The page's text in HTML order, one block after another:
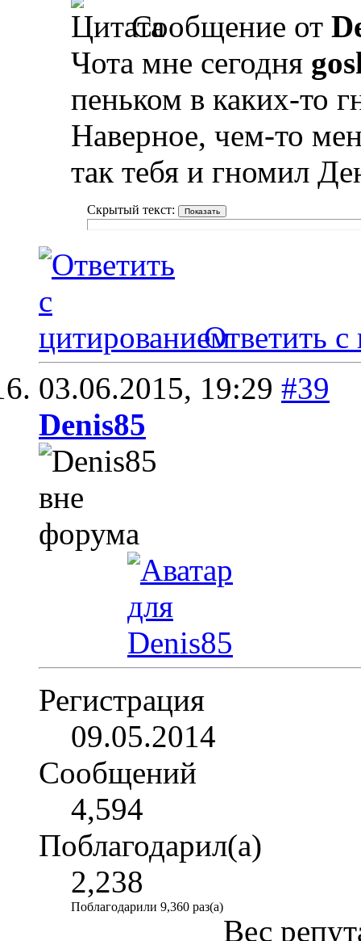
Сообщение от
Чота мне сегодня
пеньком в каких-то
Наверное, чем-то
так тебя и гномил
Скрытый текст:
Ответить с
03.06.2015, 19:29 #39
Denis85
Регистрация
09.05.2014
Сообщений
4,594
Поблагодарил(а)
2,238
Поблагодарили 9,360 раз(а)
Вес